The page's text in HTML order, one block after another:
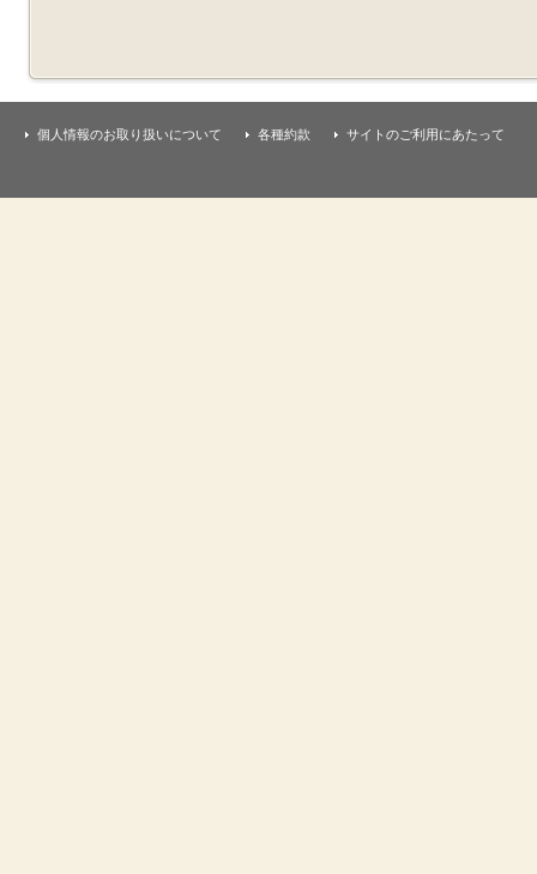
個人情報のお取り扱いについて 各種約款 サイトのご利用にあたって